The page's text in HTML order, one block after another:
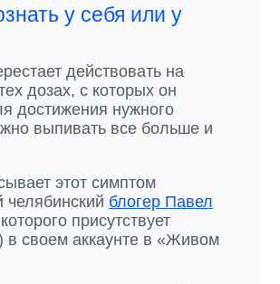
у себя или у
действовать на
дозах, с которых он
достижения нужного
выпивать все больше и
этот симптом
блогер Павел
присутствует
в своем аккаунте в «Живом